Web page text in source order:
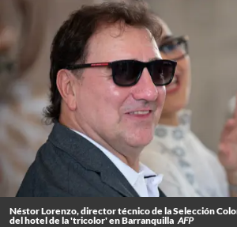
Néstor Lorenzo, director técnico de la Selección
del hotel de la 'tricolor' en Barranquilla AFP